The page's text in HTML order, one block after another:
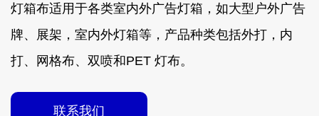
灯箱布适用于各类室内外广告灯箱，如大型户外广告
牌、展架，室内外灯箱等，产品种类包括外打，内
打、网格布、双喷和PET 灯布。
联系我们